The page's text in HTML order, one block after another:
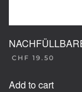
CHF 19.50
Add to cart